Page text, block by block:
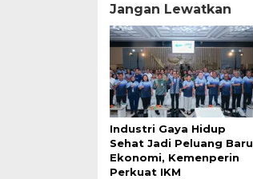
Jangan Lewatkan
Industri Gaya Hidup
Sehat Jadi Peluang Baru
Ekonomi, Kemenperin
Perkuat IKM